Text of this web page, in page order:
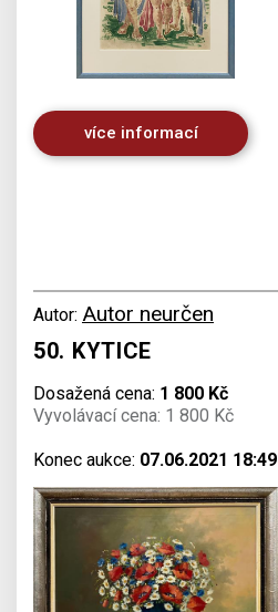
více informací
Autor: Autor neurčen
50. KYTICE
Dosažená cena: 1 800 Kč
Vyvolávací cena: 1 800 Kč
Konec aukce: 07.06.2021 18:49